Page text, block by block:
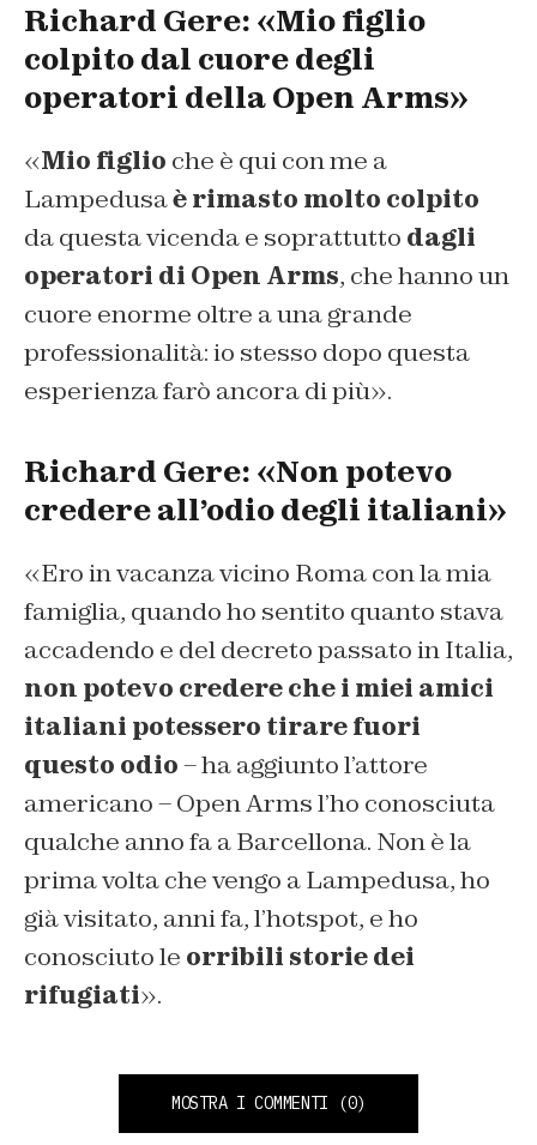
Richard Gere: «Mio figlio
colpito dal cuore degli
operatori della Open Arms»
«Mio figlio che è qui con me a
Lampedusaè rimasto molto colpito
da questa vicenda e soprattutto dagli
operatori di Open Arms, che hanno un
cuore enorme oltre a una grande
professionalità: io stesso dopo questa
esperienza farò ancora di più».
Richard Gere: «Non potevo
credere all’odio degli italiani»
«Ero in vacanza vicino Roma con la mia
famiglia, quando ho sentito quanto stava
accadendo e del decreto passato in Italia,
non potevo credere che i miei amici
italiani potessero tirare fuori
questo odio– ha aggiunto l’attore
americano – Open Arms l’ho conosciuta
qualche anno fa a Barcellona. Non è la
prima volta che vengo a Lampedusa, ho
già visitato, anni fa, l’hotspot, e ho
conosciuto le orribili storie dei
rifugiati».
MOSTRA I COMMENTI (0)